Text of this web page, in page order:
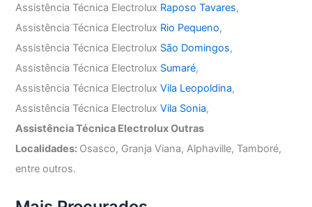
Assistência Técnica Electrolux Raposo Tavares,
Assistência Técnica Electrolux Rio Pequeno,
Assistência Técnica Electrolux São Domingos,
Assistência Técnica Electrolux Sumaré,
Assistência Técnica ElectroluxVila Leopoldina,
Assistência Técnica ElectroluxVila Sonia,
Assistência Técnica Electrolux Outras
Localidades: Osasco, Granja Viana, Alphaville, Tamboré,
entre outros.